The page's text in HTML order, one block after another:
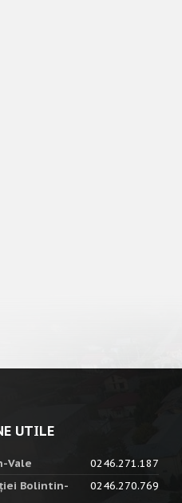
UTILE
Vale
0246.271.187
Bolintin-
0246.270.769